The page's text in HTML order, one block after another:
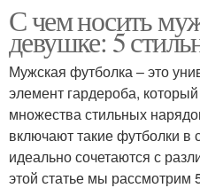
С чем носить
девушке: 5
Мужская футболка – это
элемент гардероба,
множества стильных
включают такие футболки в
идеально сочетаются с
этой статье мы рассмотрим